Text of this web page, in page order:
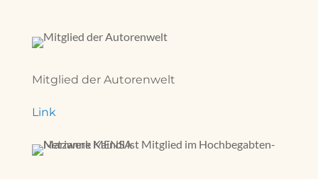
Mitglied der Autorenwelt
Link